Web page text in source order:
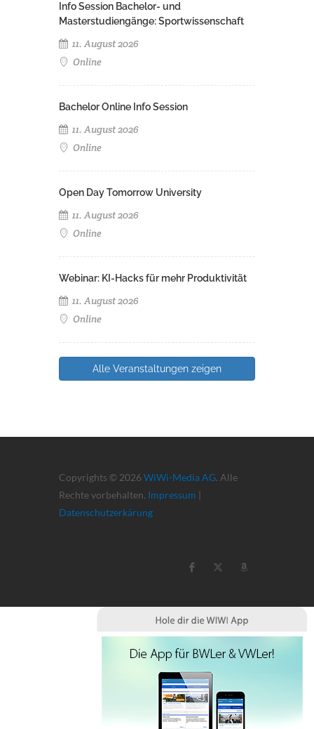
Info Session Bachelor- und
Masterstudiengänge: Sportwissenschaft
11. August 2026
Online
Bachelor Online Info Session
11. August 2026
Online
Open Day Tomorrow University
11. August 2026
Online
Webinar: KI-Hacks für mehr Produktivität
11. August 2026
Online
Alle Veranstaltungen zeigen
Copyrights © 2026 WiWi-Media AG. Alle
Rechte vorbehalten. Impressum |
Datenschutzerkärung